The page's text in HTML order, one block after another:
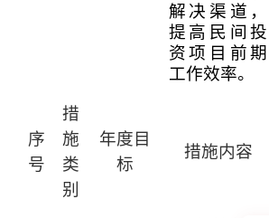
解决渠道，
提高民间投
资项目前期
工作效率。
序
号
措
施
类
别
年度目
标
措施内容